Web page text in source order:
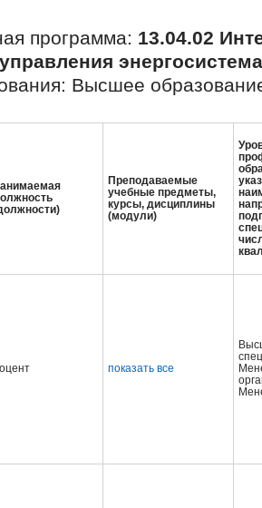
программа: 13.04.02
Высшее
Преподаваемые
учебные предметы,
курсы, дисциплины
(модули)
показать все